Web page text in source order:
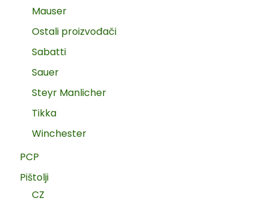
Mauser
Ostali proizvođači
Sabatti
Sauer
Steyr Manlicher
Tikka
Winchester
PCP
Pištolji
CZ